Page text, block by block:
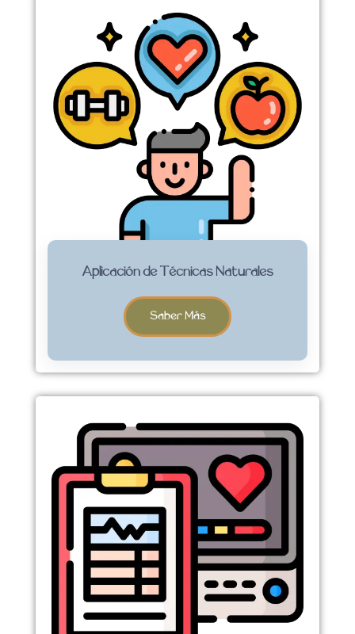
Aplicación de Técnicas Naturales
Saber Más